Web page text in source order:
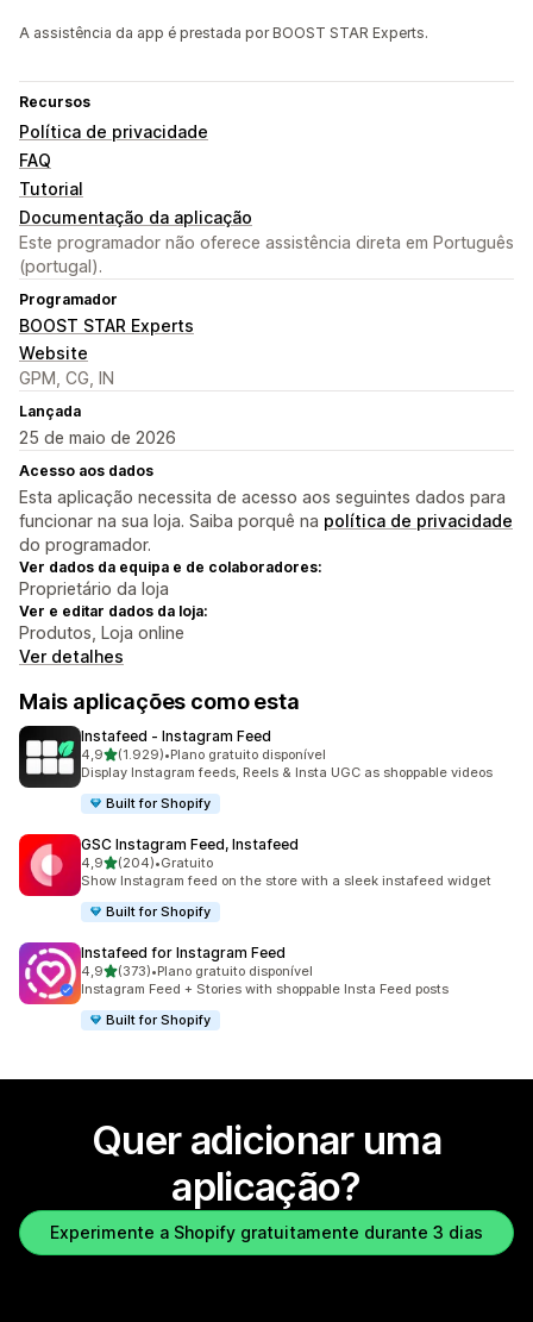
A assistência da app é prestada por BOOST STAR Experts.
Recursos
Política de privacidade
FAQ
Tutorial
Documentação da aplicação
Este programador não oferece assistência direta em Português
(portugal).
Programador
BOOST STAR Experts
Website
GPM, CG, IN
Lançada
25 de maio de 2026
Acesso aos dados
Esta aplicação necessita de acesso aos seguintes dados para
funcionar na sua loja. Saiba porquê na política de privacidade
do programador.
Ver dados da equipa e de colaboradores:
Proprietário da loja
Ver e editar dados da loja:
Produtos, Loja online
Ver detalhes
Mais aplicações como esta
Instafeed ‑ Instagram Feed
4,9de 5 estrelas
(1.929)
1929 total de avaliações
•Plano gratuito disponível
Display Instagram feeds, Reels & Insta UGC as shoppable videos
Built for Shopify
GSC Instagram Feed, Instafeed
4,9de 5 estrelas
(204)
204 total de avaliações
•Gratuito
Show Instagram feed on the store with a sleek instafeed widget
Built for Shopify
Instafeed for Instagram Feed
4,9de 5 estrelas
(373)
373 total de avaliações
•Plano gratuito disponível
Instagram Feed + Stories with shoppable Insta Feed posts
Built for Shopify
Quer adicionar uma
aplicação?
Experimente a Shopify gratuitamente durante 3 dias